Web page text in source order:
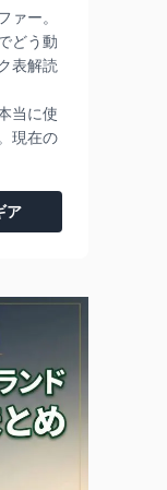
ァー。
どう動
表解読
当に使
現在の
ア